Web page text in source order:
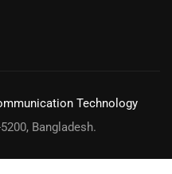
Technology
Bangladesh.